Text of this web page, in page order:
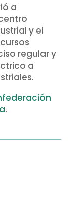
a
y el
regular y
a
.